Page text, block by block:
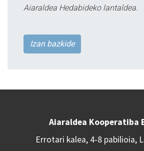
Aiaraldea Hedabideko lantaldea.
Izan bazkide
Aiaraldea Kooperatiba
Errotari kalea, 4-8 pabilioia,